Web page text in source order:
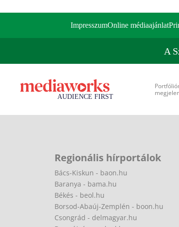
ImpresszumOnline médiaajánlat
A
Regionális hírportálok
Bács-Kiskun - baon.hu
Baranya - bama.hu
Békés - beol.hu
Borsod-Abaúj-Zemplén - boon.hu
Csongrád - delmagyar.hu